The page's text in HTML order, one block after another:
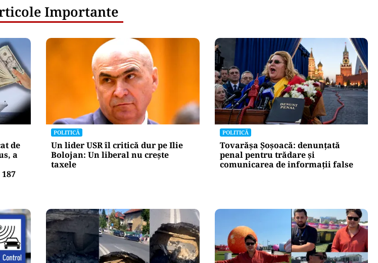
Importante
de
a
POLITICĂ
Un lider USR îl critică dur pe Ilie
Bolojan: Un liberal nu crește
taxele
POLITICĂ
Tovarășa Șoșoacă: denunțată
penal pentru trădare și
comunicarea de informații false